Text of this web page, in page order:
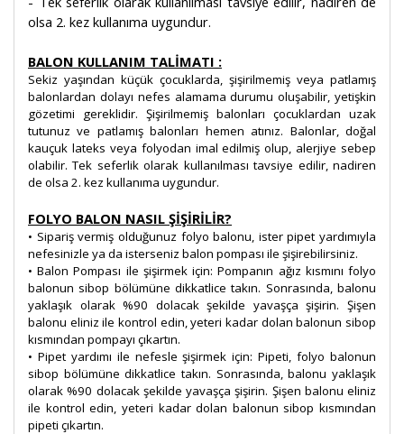
olsa 2. kez kullanıma uygundur.
BALON KULLANIM TALİMATI :
Sekiz yaşından küçük çocuklarda, şişirilmemiş veya patlamış
balonlardan dolayı nefes alamama durumu oluşabilir, yetişkin
gözetimi gereklidir. Şişirilmemiş balonları çocuklardan uzak
tutunuz ve patlamış balonları hemen atınız. Balonlar, doğal
kauçuk lateks veya folyodan imal edilmiş olup, alerjiye sebep
olabilir. Tek seferlik olarak kullanılması tavsiye edilir, nadiren
de olsa 2. kez kullanıma uygundur.
FOLYO BALON NASIL ŞİŞİRİLİR?
• Sipariş vermiş olduğunuz folyo balonu, ister pipet yardımıyla
nefesinizle ya da isterseniz balon pompası ile şişirebilirsiniz.
• Balon Pompası ile şişirmek için: Pompanın ağız kısmını folyo
balonun sibop bölümüne dikkatlice takın. Sonrasında, balonu
yaklaşık olarak %90 dolacak şekilde yavaşça şişirin. Şişen
balonu eliniz ile kontrol edin, yeteri kadar dolan balonun sibop
kısmından pompayı çıkartın.
• Pipet yardımı ile nefesle şişirmek için: Pipeti, folyo balonun
sibop bölümüne dikkatlice takın. Sonrasında, balonu yaklaşık
olarak %90 dolacak şekilde yavaşça şişirin. Şişen balonu eliniz
ile kontrol edin, yeteri kadar dolan balonun sibop kısmından
pipeti çıkartın.